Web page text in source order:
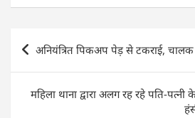
at
s
A
p
p
c
e
b
o
o
itt
er
k
e
dI
n
ai
l
Post
navigation
अनियंत्रित पिकअप पेड़ से टकराई,
महिला थाना द्वारा अलग रह रहे पति-